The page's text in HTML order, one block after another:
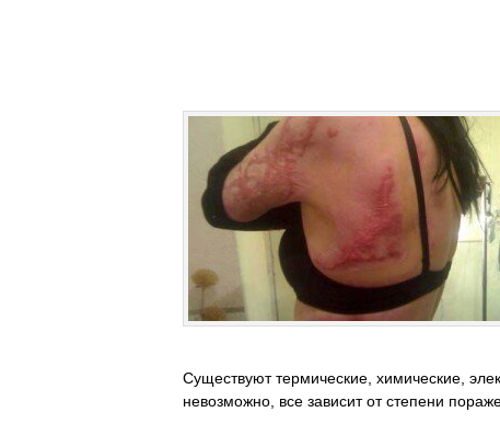
Существуют термические, химические,
невозможно, все зависит от степени